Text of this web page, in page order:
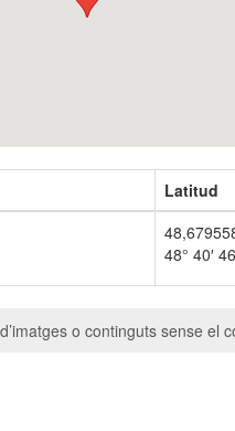
Latitud
48° 40′
o continguts sense el